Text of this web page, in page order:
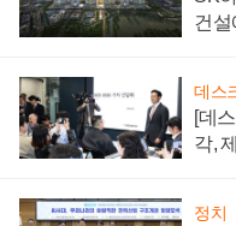
건설
데스
[데
각,
정치